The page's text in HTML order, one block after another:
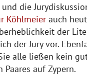
und die
Köhlmeier auch
der
der Jury vor.
alle ließen kein
Paares auf Zypern.